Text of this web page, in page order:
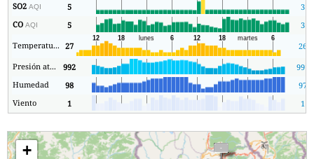
SO2AQI 5
3
COAQI 5
3
Temperatura.
27
26
Presión atmosférica
992
991
Humedad
98
97
Viento
1 1
+